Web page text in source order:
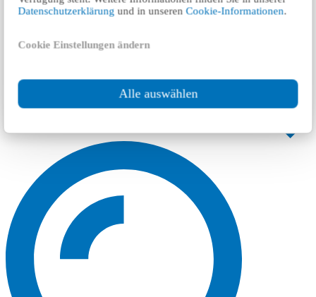
Datenschutzerklärung und in unserenCookie-Informationen.
Cookie Einstellungen ändern
Alle auswählen